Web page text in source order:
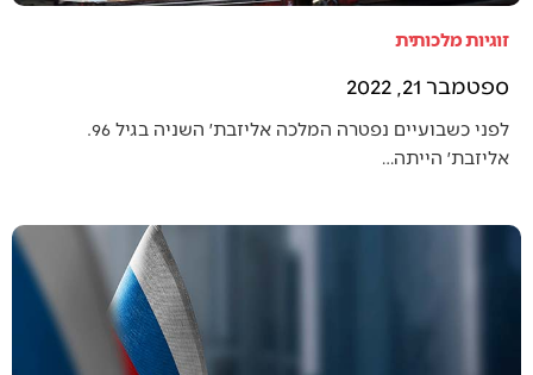
זוגיות מלכותית
ספטמבר 21, 2022
לפני כשבועיים נפטרה המלכה אליזבת׳ השניה בגיל 96.
אליזבת׳ הייתה…